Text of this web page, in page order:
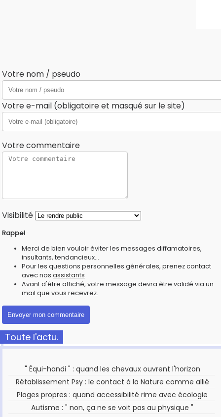
Votre nom / pseudo
Votre e-mail (obligatoire et masqué sur le site)
Votre commentaire
Visibilité
Rappel :
Merci de bien vouloir éviter les messages diffamatoires,
insultants, tendancieux...
Pour les questions personnelles générales, prenez contact
avec nos assistants
Avant d'être affiché, votre message devra être validé via un
mail que vous recevrez.
Toute l'actu.
" Équi-handi " : quand les chevaux ouvrent l'horizon
Rétablissement Psy : le contact à la Nature comme allié
Plages propres : quand accessibilité rime avec écologie
Autisme : " non, ça ne se voit pas au physique "